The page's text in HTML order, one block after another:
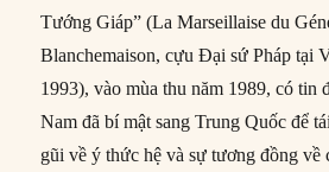
Tướng Giáp” (La Marseillaise du
Blanchemaison, cựu Đại sứ Pháp tại
1993), vào mùa thu năm 1989, có tin
Nam đã bí mật sang Trung Quốc để
gũi về ý thức hệ và sự tương đồng về